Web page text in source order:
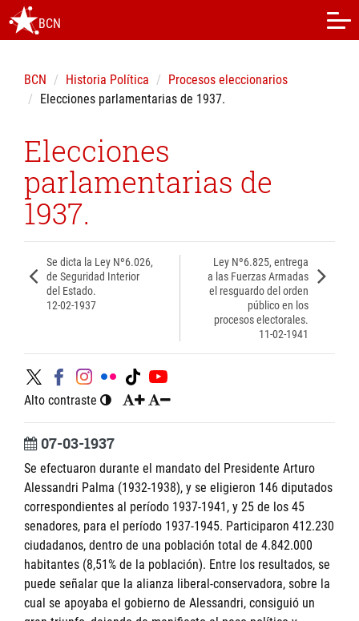
BCN
BCN Historia Política
Procesos eleccionarios
Elecciones parlamentarias de 1937.
Elecciones
parlamentarias de
1937.
Se dicta la Ley Nº6.026,
de Seguridad Interior
del Estado.
12-02-1937
Ley Nº6.825, entrega
a las Fuerzas Armadas
el resguardo del orden
público en los
procesos electorales.
11-02-1941
Alto contraste
07-03-1937
Se efectuaron durante el mandato del Presidente Arturo
Alessandri Palma (1932-1938), y se eligieron 146 diputados
correspondientes al período 1937-1941, y 25 de los 45
senadores, para el período 1937-1945. Participaron 412.230
ciudadanos, dentro de una población total de 4.842.000
habitantes (8,51% de la población). Entre los resultados, se
puede señalar que la alianza liberal-conservadora, sobre la
cual se apoyaba el gobierno de Alessandri, consiguió un